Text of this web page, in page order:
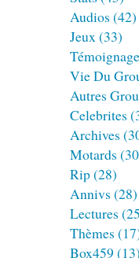
Audios (42)
Jeux(33)
Vie Du
Autres
Celebrites
Archives
Motards
Rip(28)
Annivs (28)
Lectures
Thèmes
Box459 (13)